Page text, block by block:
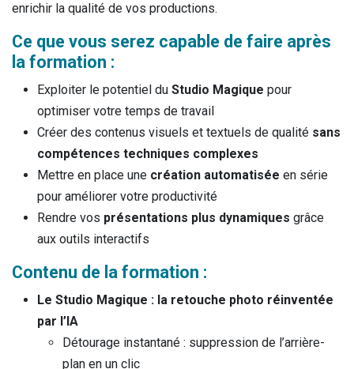
enrichir la qualité de vos productions.
Ce que vous serez capable de faire après
la formation :
Exploiter le potentiel du Studio Magique pour
optimiser votre temps de travail
Créer des contenus visuels et textuels de qualité sans
compétences techniques complexes
Mettre en place une création automatisée en série
pour améliorer votre productivité
Rendre vos présentations plus dynamiques grâce
aux outils interactifs
Contenu de la formation :
Le Studio Magique : la retouche photo réinventée
par l’IA
Détourage instantané : suppression de l’arrière-
plan en un clic